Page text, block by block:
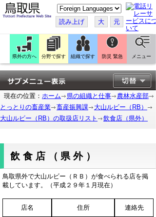
こ
の
ペ
ー
ジ
翻
訳
す
る
読み上げ 大 元
県外の方へ 分野で探す 組織で探す 防災 緊急 メニュー
現在の位置： ホーム 県の組織と仕事
農林水産部
とっとりの畜産業
畜産振興課
大山ルビー（RB）
大山ルビー（RB）の取扱店リスト
飲食店（県外）
飲食店（県外）
鳥取県外で大山ルビー（ＲＢ）が食べられる店を掲
載しています。（平成２９年１月現在）
店名 住所 連絡先